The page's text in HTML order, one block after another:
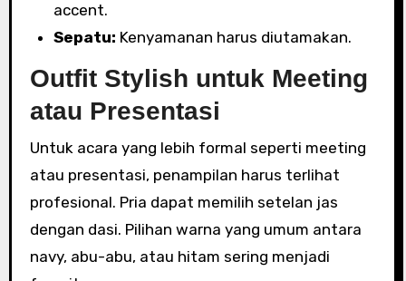
accent.
Sepatu: Kenyamanan harus diutamakan.
Outfit Stylish untuk Meeting
atau Presentasi
Untuk acara yang lebih formal seperti meeting
atau presentasi, penampilan harus terlihat
profesional. Pria dapat memilih setelan jas
dengan dasi. Pilihan warna yang umum antara
navy, abu-abu, atau hitam sering menjadi